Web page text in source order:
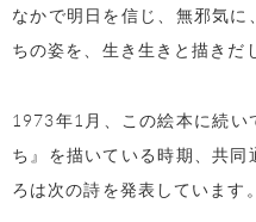
なかで明日を信じ、無邪気
ちの姿を、生き生きと描きだ
1973年1月、この絵本に続い
ち』を描いている時期、共
ろは次の詩を発表しています。